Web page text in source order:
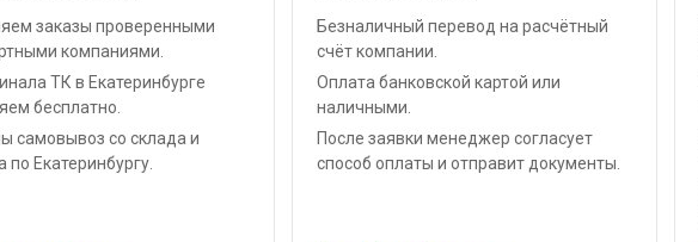
заказы проверенными
компаниями.
ТК в Екатеринбурге
бесплатно.
самовывоз со склада и
по Екатеринбургу.
Безналичный перевод на расчётный
счёт компании.
Оплата банковской картой или
наличными.
После заявки менеджер согласует
способ оплаты и отправит документы.